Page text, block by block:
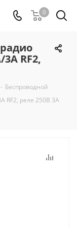
0
RF2,
- Беспроводной
RF2, реле 250В 3А